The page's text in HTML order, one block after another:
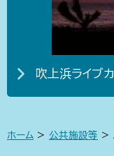
吹上浜ライブ
ホーム > 公共施設等 >